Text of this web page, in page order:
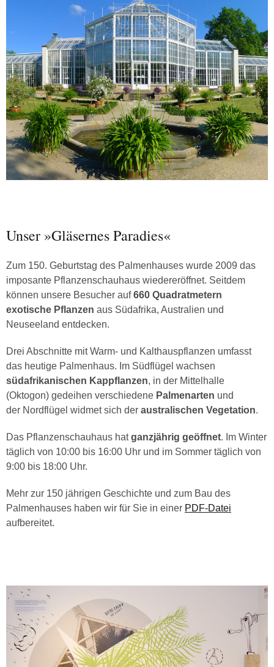
Unser »Gläsernes Paradies«
Zum 150. Geburtstag des Palmenhauses wurde 2009 das
imposante Pflanzenschauhaus wiedereröffnet. Seitdem
können unsere Besucher auf660 Quadratmetern
exotische Pflanzen aus Südafrika, Australien und
Neuseeland entdecken.
Drei Abschnitte mit Warm- und Kalthauspflanzen umfasst
das heutige Palmenhaus. Im Südflügel wachsen
südafrikanischen Kappflanzen, in der Mittelhalle
(Oktogon) gedeihen verschiedene Palmenarten und
der Nordflügel widmet sich der australischen Vegetation.
Das Pflanzenschauhaus hatganzjährig geöffnet. Im Winter
täglich von 10:00 bis 16:00 Uhr und im Sommer täglich von
9:00 bis 18:00 Uhr.
Mehr zur 150 jährigen Geschichte und zum Bau des
Palmenhauses haben wir für Sie in einer PDF-Datei
aufbereitet.